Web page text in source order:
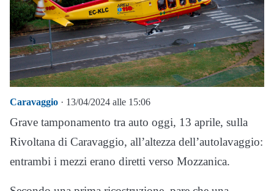
Caravaggio · 13/04/2024 alle 15:06
Grave tamponamento tra auto oggi, 13 aprile, sulla
Rivoltana di Caravaggio, all’altezza dell’autolavaggio:
entrambi i mezzi erano diretti verso Mozzanica.